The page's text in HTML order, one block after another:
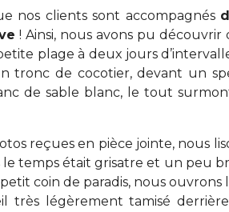
nos clients sont accompagnés
! Ainsi, nous avons pu
plage à deux jours
tronc de cocotier, devant un
de sable blanc, le tout
reçues en pièce jointe, nous
temps était grisatre et un peu
coin de paradis, nous ouvrons
très légèrement tamisé